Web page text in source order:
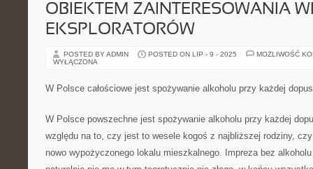
OBIEKTEM ZAINTERESOWANIA
EKSPLORATORÓW
POSTED BY ADMIN POSTED ON LIP - 9 - 2025
MOŻLIWOŚĆ
WYŁĄCZONA
W Polsce całościowe jest spożywanie alkoholu przy każdej
W Polsce powszechne jest spożywanie alkoholu przy każdej
względu na to, czy jest to wesele kogoś z najbliższej rodziny,
nowo wypożyczonego lokalu mieszkalnego. Impreza bez